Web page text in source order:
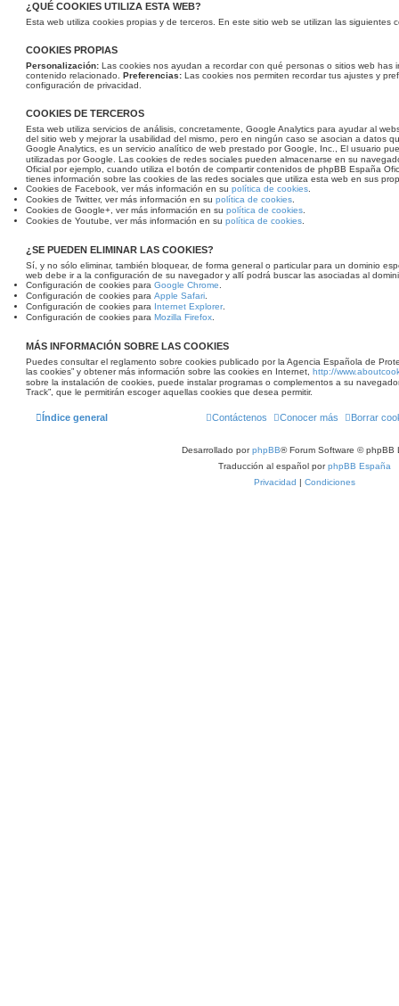
¿QUÉ COOKIES UTILIZA ESTA WEB?
Esta web utiliza cookies propias y de terceros. En este sitio web se utilizan las siguientes
COOKIES PROPIAS
Personalización: Las cookies nos ayudan a recordar con qué personas o sitios web has
contenido relacionado. Preferencias: Las cookies nos permiten recordar tus ajustes y
configuración de privacidad.
COOKIES DE TERCEROS
Esta web utiliza servicios de análisis, concretamente, Google Analytics para ayudar al
del sitio web y mejorar la usabilidad del mismo, pero en ningún caso se asocian a datos
Google Analytics, es un servicio analítico de web prestado por Google, Inc., El usuario
utilizadas por Google. Las cookies de redes sociales pueden almacenarse en su
Oficial por ejemplo, cuando utiliza el botón de compartir contenidos de phpBB España
tienes información sobre las cookies de las redes sociales que utiliza esta web en sus
Cookies de Facebook, ver más información en su política de cookies
Cookies de Twitter, ver más información en su política de cookies
Cookies de Google+, ver más información en su política de cookies
Cookies de Youtube, ver más información en su política de cookies
¿SE PUEDEN ELIMINAR LAS COOKIES?
Sí, y no sólo eliminar, también bloquear, de forma general o particular para un dominio
web debe ir a la configuración de su navegador y allí podrá buscar las asociadas al
Configuración de cookies para Google Chrome
Configuración de cookies para Apple Safari
Configuración de cookies para Internet Explorer.
Configuración de cookies para Mozilla Firefox
MÁS INFORMACIÓN SOBRE LAS COOKIES
Puedes consultar el reglamento sobre cookies publicado por la Agencia Española de
las cookies” y obtener más información sobre las cookies en Internet, http://
sobre la instalación de cookies, puede instalar programas o complementos a su
Track”, que le permitirán escoger aquellas cookies que desea permitir.
Índice general Borrar
Conocer más
Contáctenos
Desarrollado porphpBB® Forum Software © phpBB
Traducción al español porphpBB España
Privacidad | Condiciones